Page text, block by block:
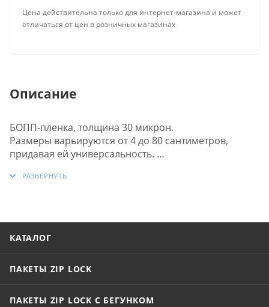
Цена действительна только для интернет-магазина и может
отличаться от цен в розничных магазинах
Описание
БОПП-пленка, толщина 30 микрон.
Размеры варьируются от 4 до 80 сантиметров,
придавая ей универсальность.
эффектным блеском.
воздействиям. Также, она оснащена клапаном для
удобства использования.
КАТАЛОГ
ПАКЕТЫ ZIP LOCK
ПАКЕТЫ ZIP LOCK С БЕГУНКОМ